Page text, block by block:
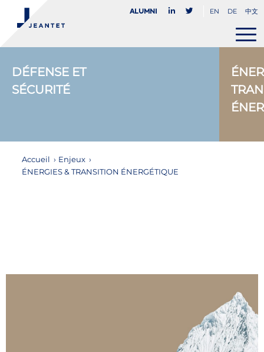
Alumni EN DE 中文
DÉFENSE ET
SÉCURITÉ
Accueil › Enjeux ›
ÉNERGIES & TRANSITION ÉNERGÉTIQUE
énergétique